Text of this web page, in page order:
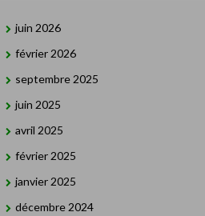
juin 2026
février 2026
septembre 2025
juin 2025
avril 2025
février 2025
janvier 2025
décembre 2024